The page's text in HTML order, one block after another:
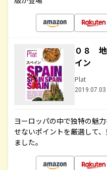
０８
イン
Plat
2019.07.03
ヨーロッパの中で独特の魅
せないポイントを厳選して
ました。